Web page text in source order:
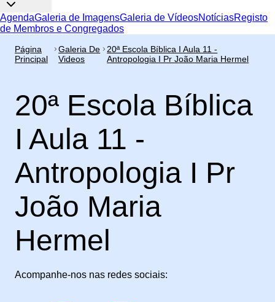
AgendaGaleria de ImagensGaleria de VídeosNotíciasRegisto
de Membros e Congregados
Página
Principal
Galeria De
Videos
20ª Escola Bíblica I Aula 11 -
Antropologia I Pr João Maria Hermel
20ª Escola Bíblica
I Aula 11 -
Antropologia I Pr
João Maria
Hermel
Acompanhe-nos nas redes sociais: